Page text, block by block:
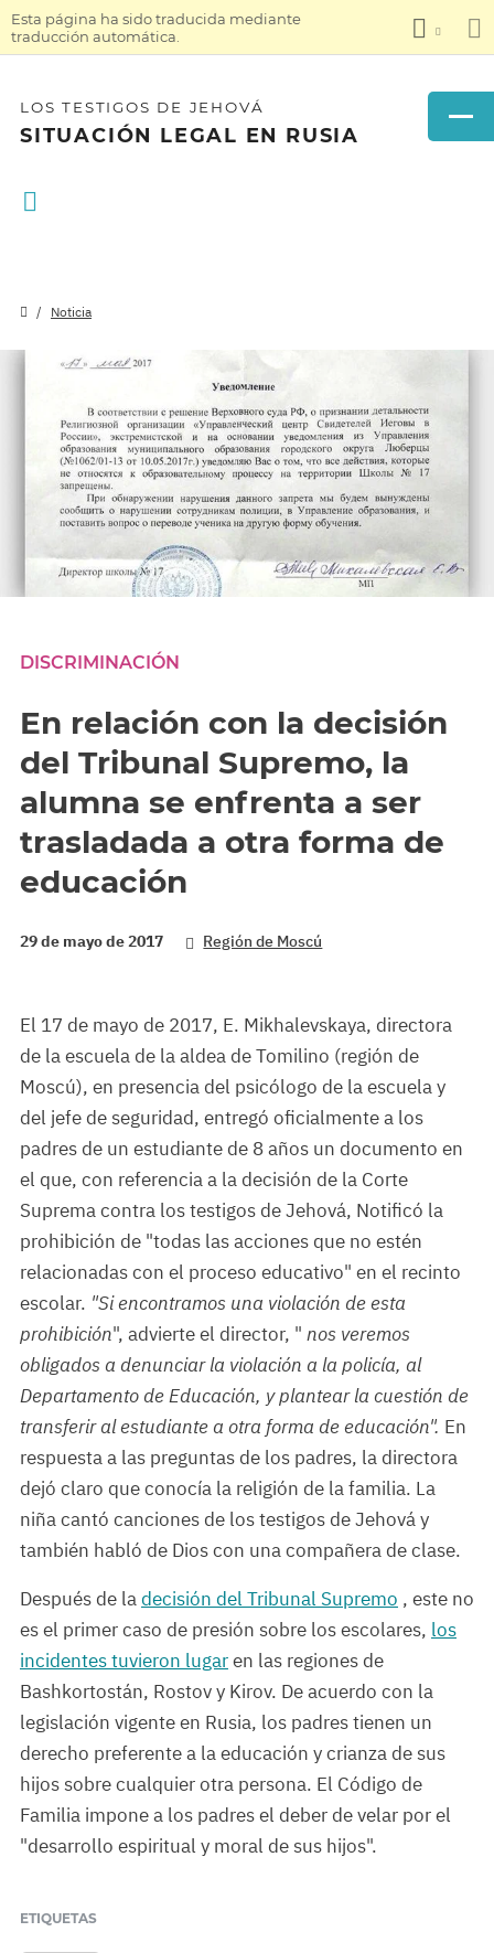
Esta página ha sido traducida mediante
traducción automática.
LOS TESTIGOS DE JEHOVÁ
SITUACIÓN LEGAL EN RUSIA
Noticia
DISCRIMINACIÓN
En relación con la decisión
del Tribunal Supremo, la
alumna se enfrenta a ser
trasladada a otra forma de
educación
29 de mayo de 2017 Región de Moscú
El 17 de mayo de 2017, E. Mikhalevskaya, directora
de la escuela de la aldea de Tomilino (región de
Moscú), en presencia del psicólogo de la escuela y
del jefe de seguridad, entregó oficialmente a los
padres de un estudiante de 8 años un documento en
el que, con referencia a la decisión de la Corte
Suprema contra los testigos de Jehová, Notificó la
prohibición de "todas las acciones que no estén
relacionadas con el proceso educativo" en el recinto
escolar. "Si encontramos una violación de esta
prohibición", advierte el director, " nos veremos
obligados a denunciar la violación a la policía, al
Departamento de Educación, y plantear la cuestión de
transferir al estudiante a otra forma de educación". En
respuesta a las preguntas de los padres, la directora
dejó claro que conocía la religión de la familia. La
niña cantó canciones de los testigos de Jehová y
también habló de Dios con una compañera de clase.
Después de ladecisión del Tribunal Supremo , este no
es el primer caso de presión sobre los escolares, los
incidentes tuvieron lugaren las regiones de
Bashkortostán, Rostov y Kirov. De acuerdo con la
legislación vigente en Rusia, los padres tienen un
derecho preferente a la educación y crianza de sus
hijos sobre cualquier otra persona. El Código de
Familia impone a los padres el deber de velar por el
"desarrollo espiritual y moral de sus hijos".
ETIQUETAS